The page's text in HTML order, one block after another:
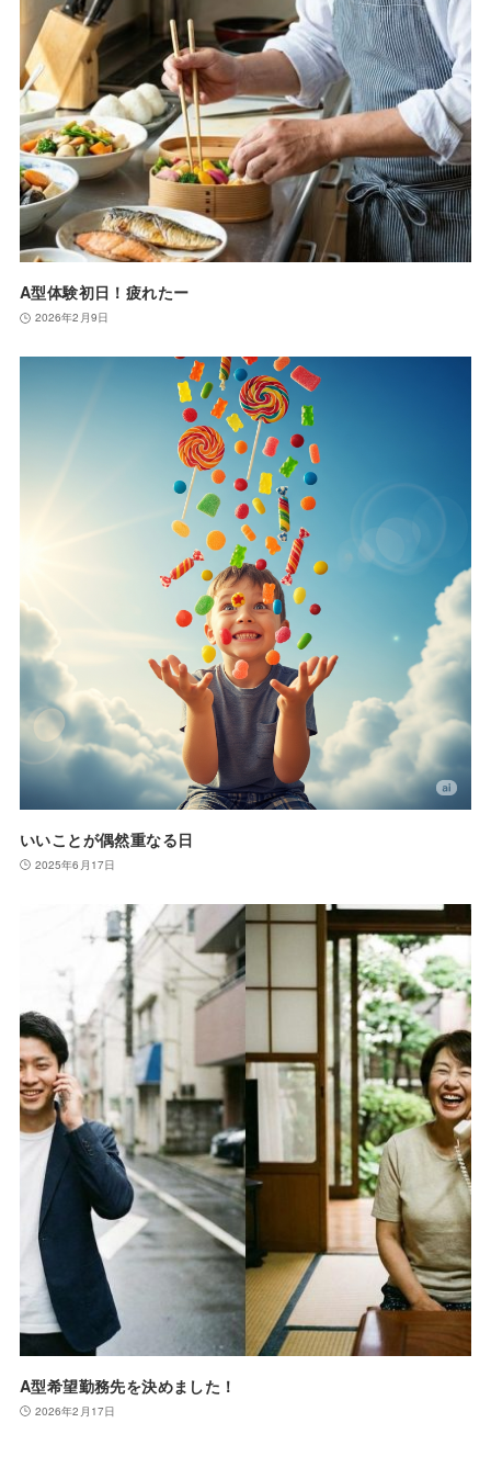
A型体験初日！疲れたー
2026年2月9日
いいことが偶然重なる日
2025年6月17日
A型希望勤務先を決めました！
2026年2月17日